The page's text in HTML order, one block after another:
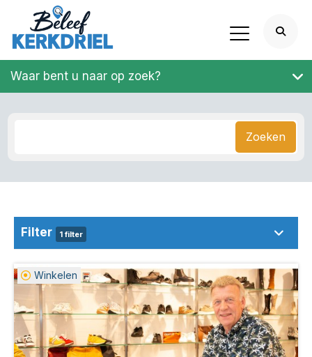
Waar bent u naar op zoek?
Zoeken
Filter 1 filter
Winkelen